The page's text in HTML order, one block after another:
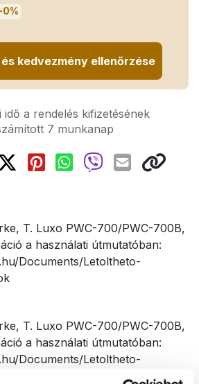
0%
kedvezmény ellenőrzése
idő a rendelés kifizetésének
7 munkanap
T. Luxo PWC-700/PWC-700B,
a használati útmutatóban:
Documents/Letoltheto-
T. Luxo PWC-700/PWC-700B,
a használati útmutatóban:
Documents/Letoltheto-